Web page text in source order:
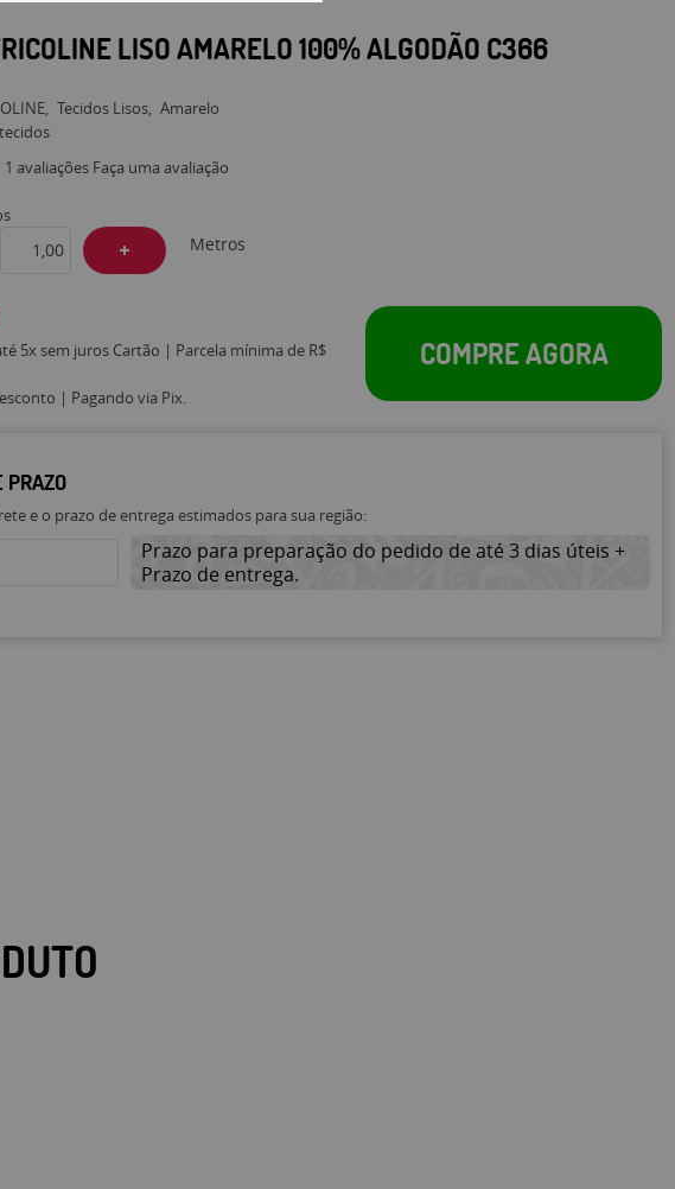
LISO AMARELO 100% ALGODÃO C366
Tecidos Lisos Amarelo
1 avaliações Faça uma avaliação
Metros
5x sem juros Cartão | Parcela mínima de R$
| Pagando via Pix.
COMPRE AGORA
PRAZO
e o prazo de entrega estimados para sua região:
Prazo para preparação do pedido de até 3 dias úteis +
Prazo de entrega.